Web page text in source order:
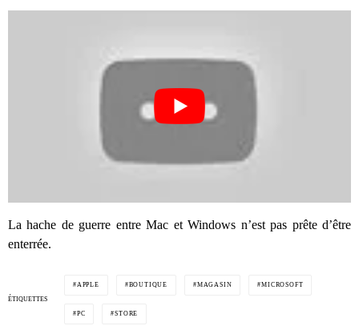
La hache de guerre entre Mac et Windows n’est pas prête d’être
enterrée.
ÉTIQUETTES
APPLE BOUTIQUE MAGASIN MICROSOFT
PC STORE